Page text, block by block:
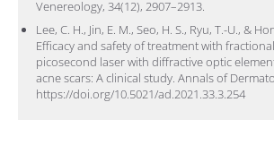
Venereology, 34(12), 2907–2913.
Lee, C. H., Jin, E. M., Seo, H. S., Ryu, T.-U., &
Efficacy and safety of treatment with
picosecond laser with diffractive optic
acne scars: A clinical study. Annals of
https://doi.org/10.5021/ad.2021.33.3.254